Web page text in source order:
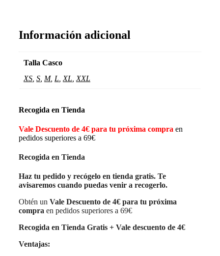
Información adicional
Talla Casco
XS S M, L XL XXL
Recogida en Tienda
Vale Descuento de 4€ para tu próxima compra en
pedidos superiores a 69€
Recogida en Tienda
Haz tu pedido y recógelo en tienda gratis. Te
avisaremos cuando puedas venir a recogerlo.
Obtén un Vale Descuento de 4€ para tu próxima
compra en pedidos superiores a 69€
Recogida en Tienda Gratis + Vale descuento de 4€
Ventajas: